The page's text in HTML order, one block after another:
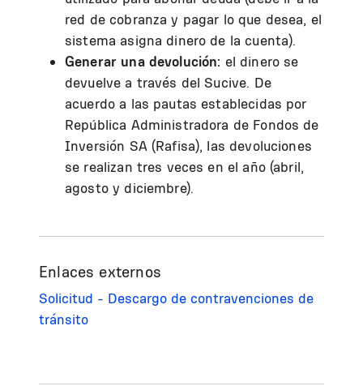
red de cobranza y pagar lo que desea, el
sistema asigna dinero de la cuenta).
Generar una devolución: el dinero se
devuelve a través del Sucive. De
acuerdo a las pautas establecidas por
República Administradora de Fondos de
Inversión SA (Rafisa), las devoluciones
se realizan tres veces en el año (abril,
agosto y diciembre).
Enlaces externos
Solicitud - Descargo de contravenciones de
tránsito